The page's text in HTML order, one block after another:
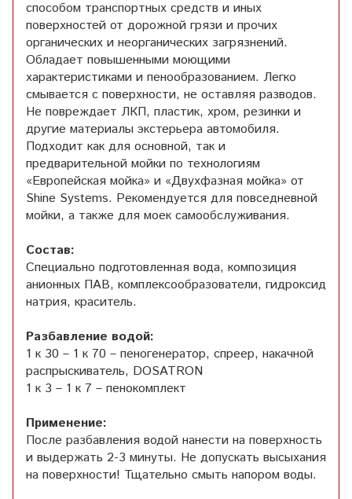
способом транспортных средств и иных
поверхностей от дорожной грязи и прочих
органических и неорганических загрязнений.
Обладает повышенными моющими
характеристиками и пенообразованием. Легко
смывается с поверхности, не оставляя разводов.
Не повреждает ЛКП, пластик, хром, резинки и
другие материалы экстерьера автомобиля.
Подходит как для основной, так и
предварительной мойки по технологиям
«Европейская мойка» и «Двухфазная мойка» от
Shine Systems. Рекомендуется для повседневной
мойки, а также для моек самообслуживания.
Состав:
Специально подготовленная вода, композиция
анионных ПАВ, комплексообразователи, гидроксид
натрия, краситель.
Разбавление водой:
1 к 30 – 1 к 70 – пеногенератор, спреер, накачной
распрыскиватель, DOSATRON
1 к 3 – 1 к 7 – пенокомплект
Применение:
После разбавления водой нанести на поверхность
и выдержать 2-3 минуты. Не допускать высыхания
на поверхности! Тщательно смыть напором воды.